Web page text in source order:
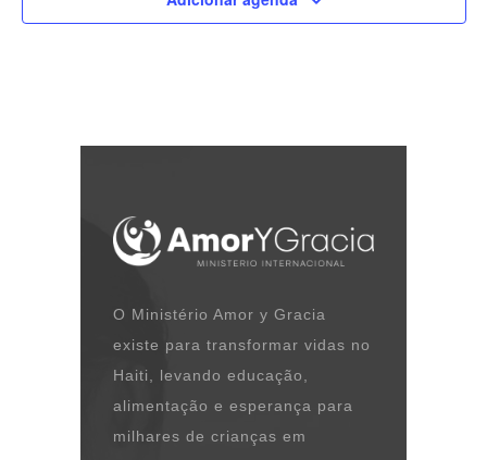
O Ministério Amor y Gracia
existe para transformar vidas no
Haiti, levando educação,
alimentação e esperança para
milhares de crianças em